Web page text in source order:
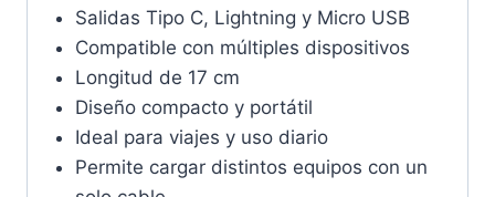
Salidas Tipo C, Lightning y Micro USB
Compatible con múltiples dispositivos
Longitud de 17 cm
Diseño compacto y portátil
Ideal para viajes y uso diario
Permite cargar distintos equipos con un